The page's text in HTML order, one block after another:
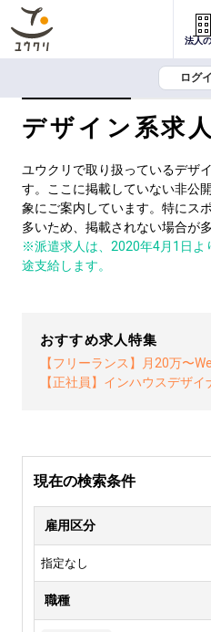
法人
ログ
デザイン系求
ユウクリで取り扱っているデザ
す。ここに掲載していない非公
象にご案内しています。特にス
多いため、掲載されない場合が
※派遣求人は、2020年4月1日よ
途支給します。
おすすめ求人特集
【フリーランス】月20万〜
【正社員】インハウスデザ
現在の検索条件
雇用区分
指定なし
職種